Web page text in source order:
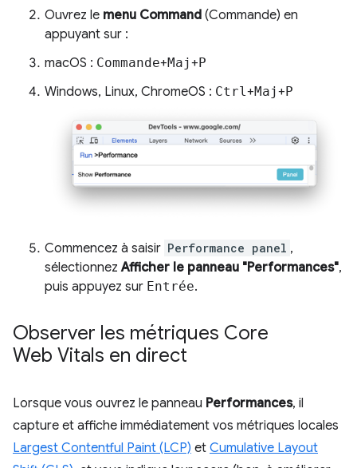
Ouvrez le menu Command (Commande) en
appuyant sur :
macOS : Commande+Maj+P
Windows, Linux, ChromeOS : Ctrl+Maj+P
Commencez à saisir Performance panel ,
sélectionnezAfficher le panneau "Performances",
puis appuyez sur Entrée.
Observer les métriques Core
Web Vitals en direct
Lorsque vous ouvrez le panneau Performances, il
capture et affiche immédiatement vos métriques locales
Largest Contentful Paint (LCP) et Cumulative Layout